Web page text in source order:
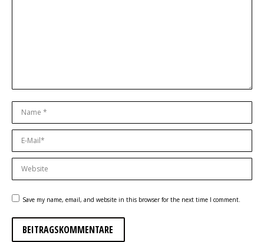
Name *
E-Mail *
Website
Save my name, email, and website in this browser for the next time I comment.
BEITRAGSKOMMENTARE